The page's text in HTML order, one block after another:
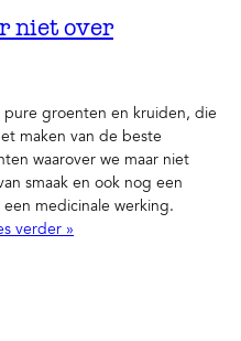
niet over
groenten en kruiden, die
maken van de beste
waarover we maar niet
smaak en ook nog een
medicinale werking.
verder »